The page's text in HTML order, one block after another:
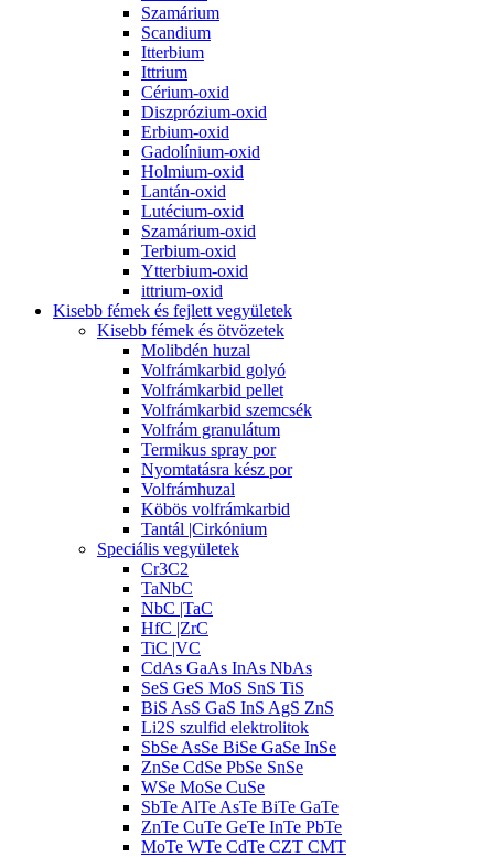
Szamárium
Scandium
Itterbium
Ittrium
Cérium-oxid
Diszprózium-oxid
Erbium-oxid
Gadolínium-oxid
Holmium-oxid
Lantán-oxid
Lutécium-oxid
Szamárium-oxid
Terbium-oxid
Ytterbium-oxid
ittrium-oxid
Kisebb fémek és fejlett vegyületek
Kisebb fémek és ötvözetek
Molibdén huzal
Volfrámkarbid golyó
Volfrámkarbid pellet
Volfrámkarbid szemcsék
Volfrám granulátum
Termikus spray por
Nyomtatásra kész por
Volfrámhuzal
Köbös volfrámkarbid
Tantál |Cirkónium
Speciális vegyületek
Cr3C2
TaNbC
NbC |TaC
HfC |ZrC
TiC |VC
CdAs GaAs InAs NbAs
SeS GeS MoS SnS TiS
BiS AsS GaS InS AgS ZnS
Li2S szulfid elektrolitok
SbSe AsSe BiSe GaSe InSe
ZnSe CdSe PbSe SnSe
WSe MoSe CuSe
SbTe AlTe AsTe BiTe GaTe
ZnTe CuTe GeTe InTe PbTe
MoTe WTe CdTe CZT CMT